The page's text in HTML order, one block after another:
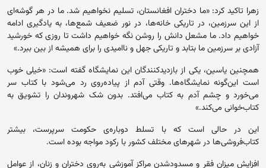
زهرا تاکید کرد: «ما دختران افغانستان، تسلیم نخواهیم شد. ما در هر گوشه‌ای
از این سرزمین، در تاریکی خانه‌ها، در نور ضعیف شمع‌ها، به یادگیری ادامه
خواهیم داد. ما مشعل دانش را روشن نگه خواهیم داشت تا روزی که خورشید
آزادی بر سرزمین ما بتابد و تاریکی جهل و ناامیدی را برای همیشه از بین ببرد.»
همچنین یاسین، یکی از بازدیدکنندگان این نمایشگاه گفته است: «خیلی خوب
است این‌گونه نمایشگاه‌ها. وقتی آدم از پیاده‌روی رد می‌شود با کتاب سر
می‌خورد و چشم آدم به کتاب می‌افتد. بدون شک شهروندان را تشویق به
کتاب‌خوانی می‌کند.»
این در حالی است که با تسلط دوباره‌ی حکومت سرپرست، بیشتر
کتاب‌فروشی‌ها در شهرهای مختلف کشور با رکود مواجه بوده است.
افزایش میزان فقر و مسدودشدن مراکز آموزشی به‌روی دختران و زنان، از عوامل